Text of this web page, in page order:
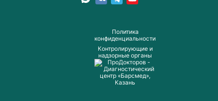
Пoлитика
конфиденциальности
Контролирующие и
надзорные органы